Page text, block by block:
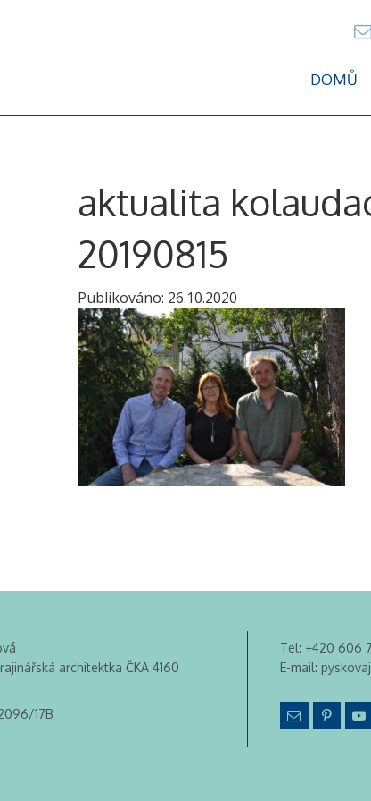
DOMŮ
aktualita
20190815
Publikováno: 26.10.2020
architektka ČKA 4160
17B
Tel: +420 606
E-mail: